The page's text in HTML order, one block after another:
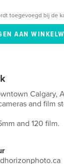
toegevoegd bij de
Calgary,
and film
and 120 film.